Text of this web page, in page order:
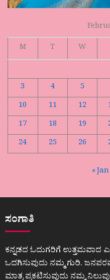
M
T W
3
4 5
10
11 12
17
18 19
24
25 26
« Jan
ಸಂಗಾತಿ
ಕನ್ನಡದ ಓದುಗರಿಗೆ ಉತ್ತಮವಾದ
ಒದಗಿಸುವುದು ನಮ್ಮ ಗುರಿ.